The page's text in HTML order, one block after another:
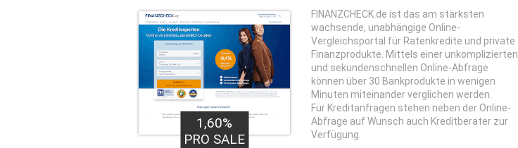
1,60%
PRO SALE
FINANZCHECK.de ist das am stärksten
wachsende, unabhängige Online-
Vergleichsportal für Ratenkredite und private
Finanzprodukte. Mittels einer unkomplizierten
und sekundenschnellen Online-Abfrage
können über 30 Bankprodukte in wenigen
Minuten miteinander verglichen werden.
Für Kreditanfragen stehen neben der Online-
Abfrage auf Wunsch auch Kreditberater zur
Verfügung.